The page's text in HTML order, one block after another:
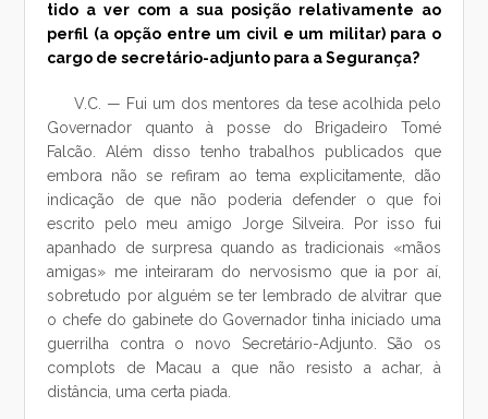
tido a ver com a sua posição relativamente ao
perfil (a opção entre um civil e um militar) para o
cargo de secretário-adjunto para a Segurança?
V.C. — Fui um dos mentores da tese acolhida pelo
Governador quanto à posse do Brigadeiro Tomé
Falcão. Além disso tenho trabalhos publicados que
embora não se refiram ao tema explicitamente, dão
indicação de que não poderia defender o que foi
escrito pelo meu amigo Jorge Silveira. Por isso fui
apanhado de surpresa quando as tradicionais «mãos
amigas» me inteiraram do nervosismo que ia por aí,
sobretudo por alguém se ter lembrado de alvitrar que
o chefe do gabinete do Governador tinha iniciado uma
guerrilha contra o novo Secretário-Adjunto. São os
complots de Macau a que não resisto a achar, à
distância, uma certa piada.